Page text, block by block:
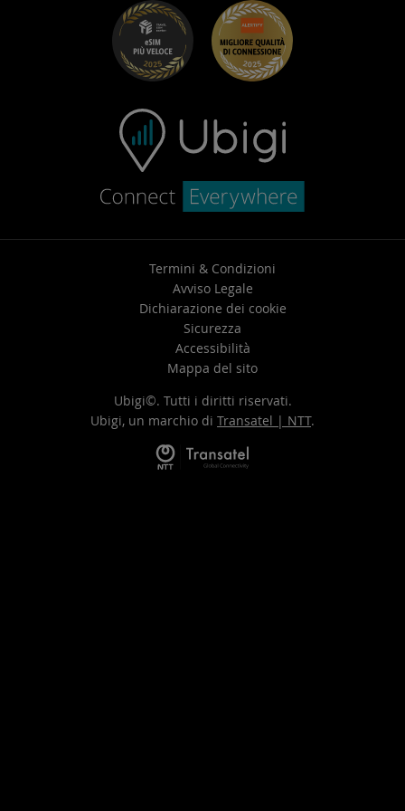
Risoluzione dei problemi
Centro assistenza
Contatta l’assistenza
Termini & Condizioni
Avviso Legale
Dichiarazione dei cookie
Sicurezza
Accessibilità
Mappa del sito
Ubigi©. Tutti i diritti riservati.
Ubigi, un marchio di Transatel | NTT.